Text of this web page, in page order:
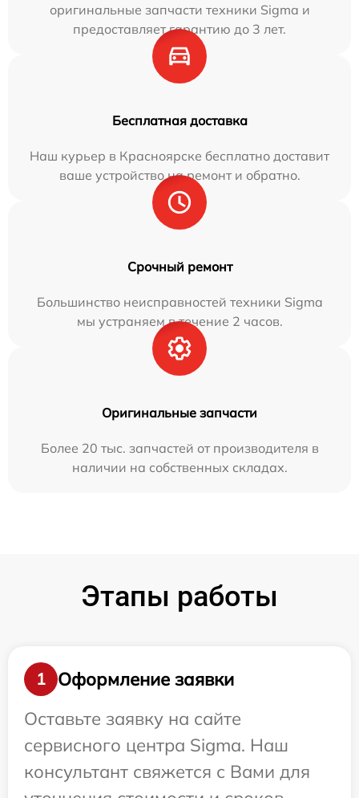
оригинальные запчасти техники Sigma и
предоставляет гарантию до 3 лет.
Бесплатная доставка
Наш курьер в Красноярске бесплатно доставит
ваше устройство на ремонт и обратно.
Срочный ремонт
Большинство неисправностей техники Sigma
мы устраняем в течение 2 часов.
Оригинальные запчасти
Более 20 тыс. запчастей от производителя в
наличии на собственных складах.
Этапы работы
1
Оформление заявки
Оставьте заявку на сайте
сервисного центра Sigma. Наш
консультант свяжется с Вами для